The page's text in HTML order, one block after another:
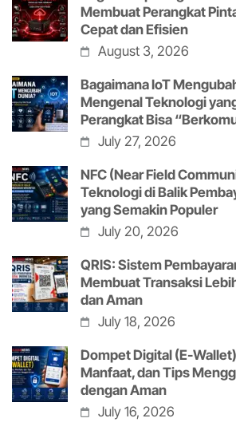
Membuat Perangkat
Cepat dan Efisien
August 3, 2026
Bagaimana IoT
Mengenal Teknologi
Perangkat Bisa
July 27, 2026
NFC (Near Field
Teknologi di Balik
yang Semakin Populer
July 20, 2026
QRIS: Sistem
Membuat Transaksi
dan Aman
July 18, 2026
Dompet Digital (E-
Manfaat, dan Tips
dengan Aman
July 16, 2026